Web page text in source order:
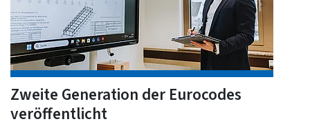
Zweite Generation der Eurocodes
veröffentlicht